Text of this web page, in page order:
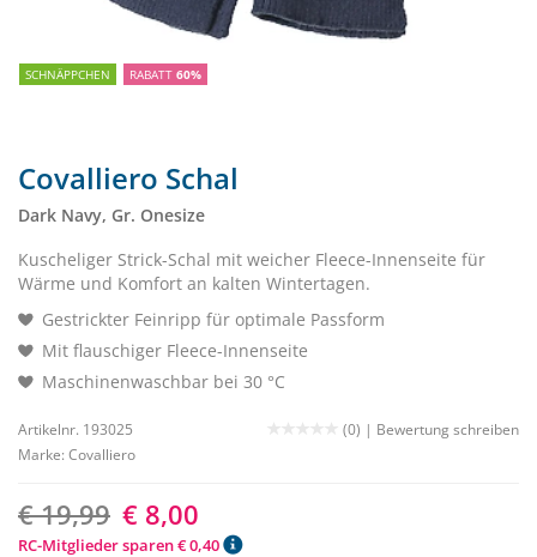
SCHNÄPPCHEN RABATT 60%
Covalliero Schal
Dark Navy, Gr. Onesize
Kuscheliger Strick-Schal mit weicher Fleece-Innenseite für
Wärme und Komfort an kalten Wintertagen.
Gestrickter Feinripp für optimale Passform
Mit flauschiger Fleece-Innenseite
Maschinenwaschbar bei 30 °C
Artikelnr. 193025 (0) | Bewertung schreiben
Marke: Covalliero
€ 19,99 € 8,00
RC-Mitglieder sparen € 0,40